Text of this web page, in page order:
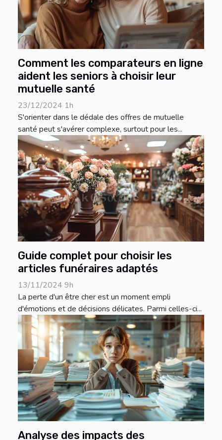
Comment les comparateurs en ligne
aident les seniors à choisir leur
mutuelle santé
23/12/2024 1h
S'orienter dans le dédale des offres de mutuelle
santé peut s'avérer complexe, surtout pour les...
Guide complet pour choisir les
articles funéraires adaptés
13/11/2024 9h
La perte d'un être cher est un moment empli
d'émotions et de décisions délicates. Parmi celles-ci...
Analyse des impacts des